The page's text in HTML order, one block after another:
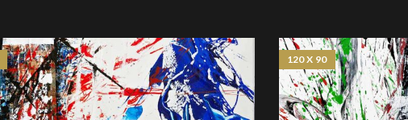
120 X 90